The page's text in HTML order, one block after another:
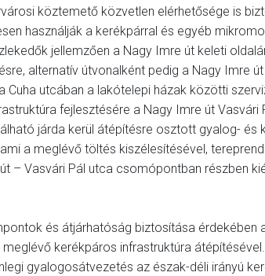
köztemető közvetlen elérhetősége is
használják a kerékpárral és egyéb
jellemzően a Nagy Imre út keleti
alternatív útvonalként pedig a Nagy Imre
Cuha utcában a lakótelepi házak közötti
fejlesztésére a Nagy Imre út
járda kerül átépítésre osztott gyalog- és
a meglévő töltés kiszélesítésével,
– Vasvári Pál utca csomópontban részben
és átjárhatóság biztosítása
kerékpáros infrastruktúra
gyalogosátvezetés az észak-déli irányú